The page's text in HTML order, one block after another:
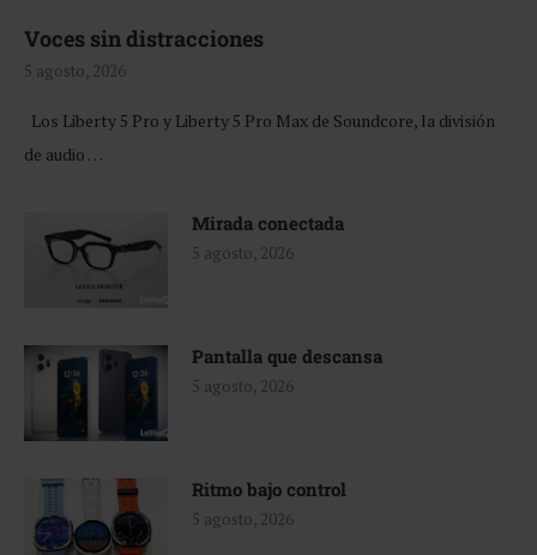
Voces sin distracciones
5 agosto, 2026
Los Liberty 5 Pro y Liberty 5 Pro Max de Soundcore, la división
de audio …
Mirada conectada
5 agosto, 2026
Pantalla que descansa
5 agosto, 2026
Ritmo bajo control
5 agosto, 2026